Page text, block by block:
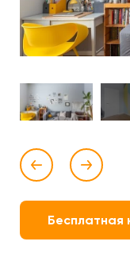
Бесплатная